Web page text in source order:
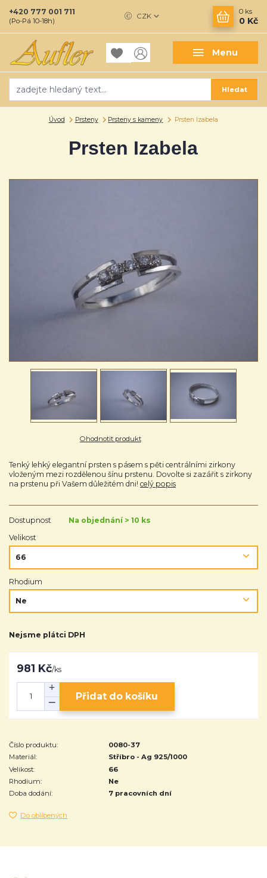
Menu
CZK
Hledat
+420 777 001 711
(Po-Pá 10-18h)
0 ks
0 Kč
Úvod Prsteny Prsteny s kameny Prsten Izabela
Prsten Izabela
Ohodnotit produkt
Tenký lehký elegantní prsten s pásem s pěti centrálními zirkony
vloženým mezi rozdělenou šínu prstenu. Dovolte si zazářit s zirkony
na prstenu při Vašem důležitém dni! celý popis
Dostupnost
Na objednání > 10 ks
Velikost
Rhodium
Nejsme plátci DPH
981 Kč/ks
Přidat do košíku
Číslo produktu:
0080-37
Materiál:
Stříbro - Ag 925/1000
Velikost:
66
Rhodium:
Ne
Doba dodání:
7 pracovních dní
Do oblíbených